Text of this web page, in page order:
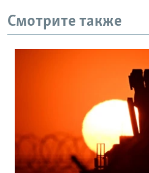
Смотрите также